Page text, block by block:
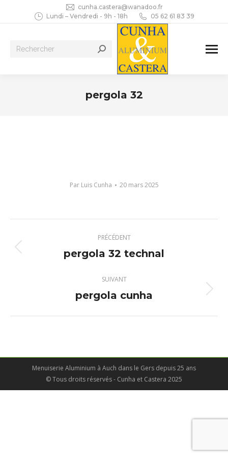
cunha.castera@wanadoo.fr
Lundi – Vendredi - 9h - 18h
05 62 61 83 39
Recherche
pergola 32
Par Luis Cunha 20 mars 2025
album
PRÉCÉDENT
Album
:
pergola 32 technal
SUIVANT
Album
pergola cunha
Menuiserie Aluminium à Auch dans le Gers depuis 25 ans
© Tous droits réservés - Cunha et Castera 2025